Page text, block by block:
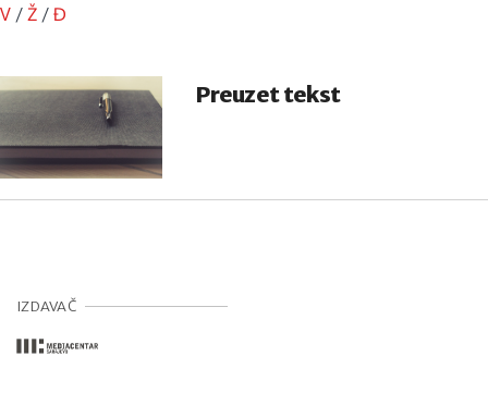
Kolumne
Saradnja sa medijima
Pretraga
V / Ž / Đ
Preuzet tekst
IZDAVAČ